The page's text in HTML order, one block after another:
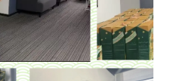
必要学习吗？